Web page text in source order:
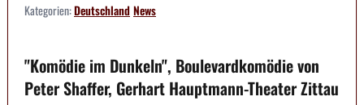
Kategorien:DeutschlandNews
"Komödie im Dunkeln", Boulevardkomödie von
Peter Shaffer, Gerhart Hauptmann-Theater Zittau